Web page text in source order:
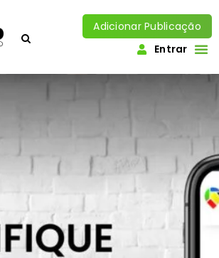
Adicionar Publicação
Entrar